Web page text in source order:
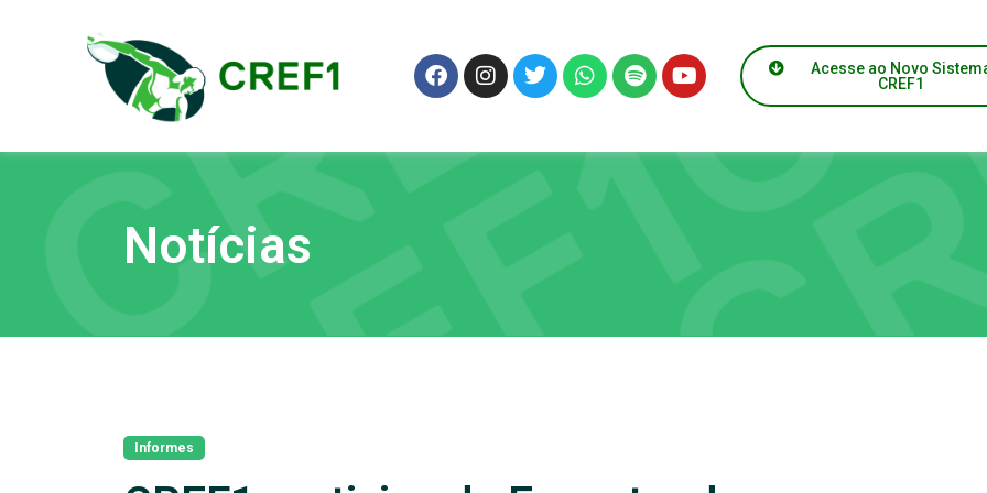
Acesse ao Novo
CREF1
Notícias
Informes